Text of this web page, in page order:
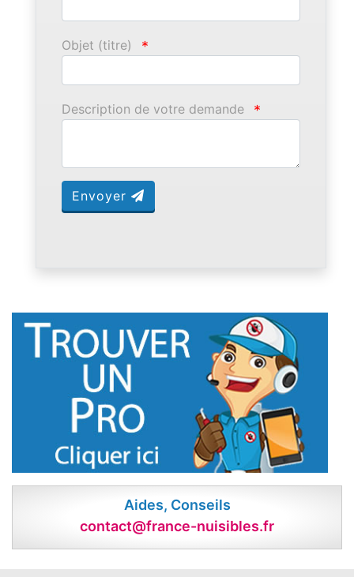
Objet (titre) *
Description de votre demande *
Envoyer
Aides, Conseils
contact@france-nuisibles.fr